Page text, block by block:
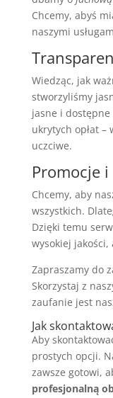
Chcemy, abyś
naszymi
Wiedząc, jak
stworzyliśmy
jasne i
ukrytych opłat –
uczciwe.
Promocje
Chcemy, aby
wszystkich.
Dzięki temu
wysokiej jakości,
Zapraszamy do
Skorzystaj z
zaufanie jest
Jak
Aby
prostych opcji.
zawsze gotowi,
profesjonalną